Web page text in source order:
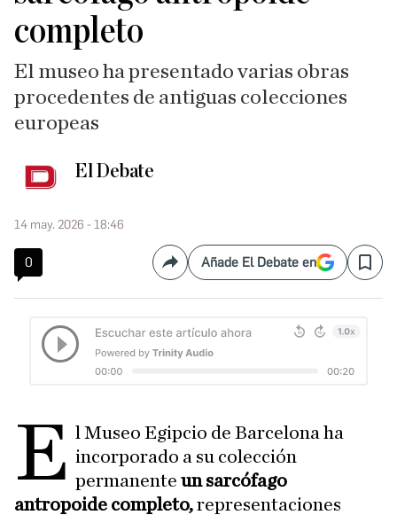
completo
El museo ha presentado varias obras
procedentes de antiguas colecciones
europeas
El Debate
14 may. 2026 - 18:46
0 CompartirAñade El Debate en Save
E l Museo Egipcio de Barcelona ha
incorporado a su colección
permanenteun sarcófago
antropoide completo,representaciones